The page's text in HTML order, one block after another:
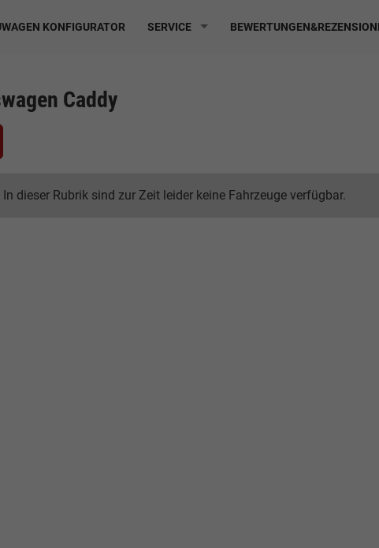
KONFIGURATOR SERVICE
Caddy
In dieser Rubrik sind zur Zeit leider keine Fahrzeuge verfügbar.